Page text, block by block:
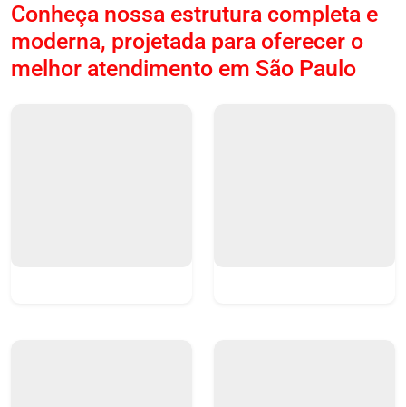
Conheça nossa estrutura completa e
moderna, projetada para oferecer o
melhor atendimento em São Paulo